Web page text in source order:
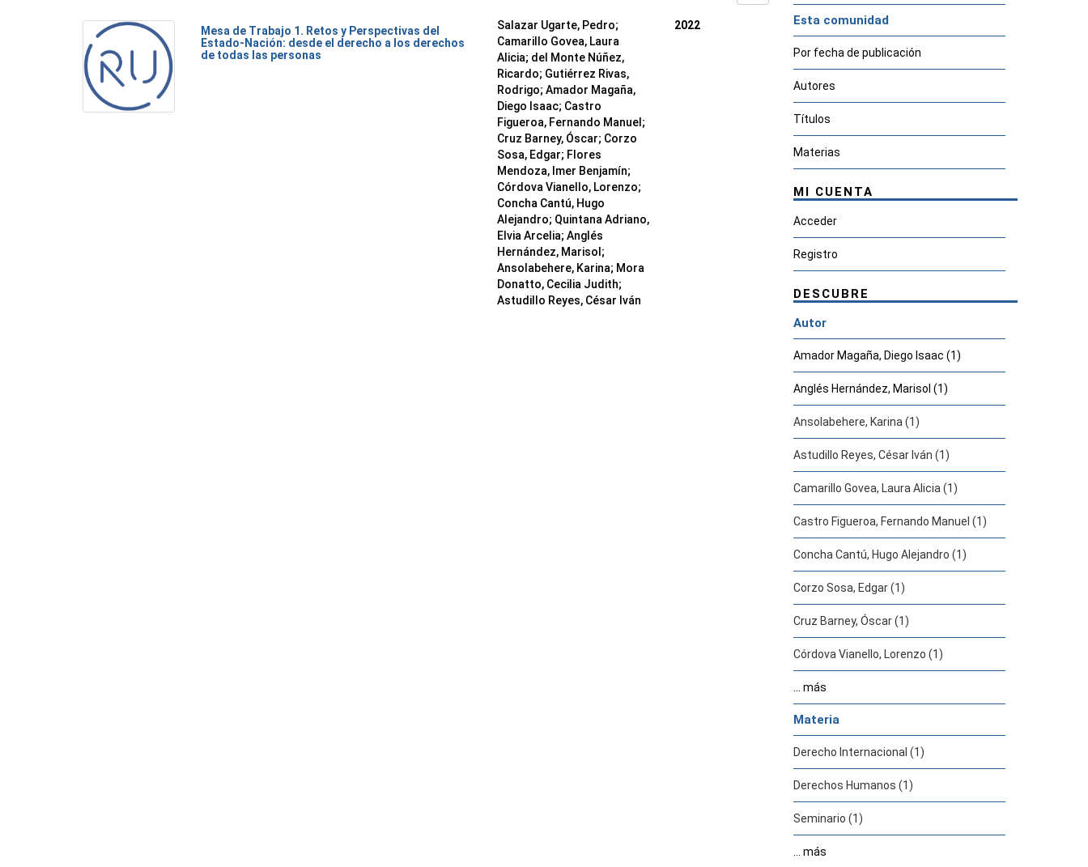
Mesa de Trabajo 1. Retos y Perspectivas del
Estado-Nación: desde el derecho a los derechos
de todas las personas
Salazar Ugarte, Pedro;
Camarillo Govea, Laura
Alicia; del Monte Núñez,
Ricardo; Gutiérrez Rivas,
Rodrigo; Amador Magaña,
Diego Isaac; Castro
Figueroa, Fernando Manuel ;
Cruz Barney, Óscar; Corzo
Sosa, Edgar; Flores
Mendoza, Imer Benjamín;
Córdova Vianello, Lorenzo;
Concha Cantú, Hugo
Alejandro; Quintana Adriano,
Elvia Arcelia; Anglés
Hernández, Marisol ;
Ansolabehere, Karina; Mora
Donatto, Cecilia Judith;
Astudillo Reyes, César Iván
2022 Esta comunidad
Por fecha de publicación
Autores
Títulos
Materias
MI CUENTA
Acceder
Registro
DESCUBRE
Autor
Amador Magaña, Diego Isaac (1)
Anglés Hernández, Marisol (1)
Ansolabehere, Karina (1)
Astudillo Reyes, César Iván (1)
Camarillo Govea, Laura Alicia (1)
Castro Figueroa, Fernando Manuel (1)
Concha Cantú, Hugo Alejandro (1)
Corzo Sosa, Edgar (1)
Cruz Barney, Óscar (1)
Córdova Vianello, Lorenzo (1)
... más
Materia
Derecho Internacional (1)
Derechos Humanos (1)
Seminario (1)
... más